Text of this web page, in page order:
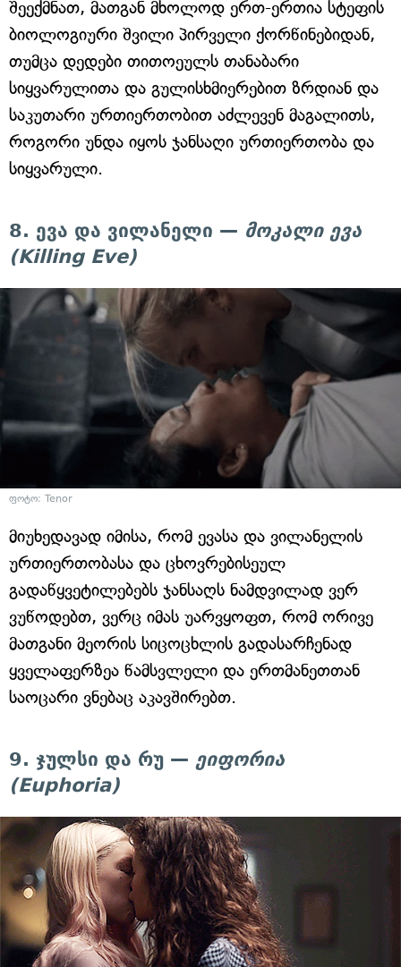
შეექმნათ, მათგან მხოლოდ ერთ-ერთია სტეფის
ბიოლოგიური შვილი პირველი ქორწინებიდან,
თუმცა დედები თითოეულს თანაბარი
სიყვარულითა და გულისხმიერებით ზრდიან და
საკუთარი ურთიერთობით აძლევენ მაგალითს,
როგორი უნდა იყოს ჯანსაღი ურთიერთობა და
სიყვარული.
8. ევა და ვილანელი — მოკალი ევა
(Killing Eve)
ფოტო: Tenor
მიუხედავად იმისა, რომ ევასა და ვილანელის
ურთიერთობასა და ცხოვრებისეულ
გადაწყვეტილებებს ჯანსაღს ნამდვილად ვერ
ვუწოდებთ, ვერც იმას უარვყოფთ, რომ ორივე
მათგანი მეორის სიცოცხლის გადასარჩენად
ყველაფერზეა წამსვლელი და ერთმანეთთან
საოცარი ვნებაც აკავშირებთ.
9. ჯულსი და რუ — ეიფორია
(Euphoria)